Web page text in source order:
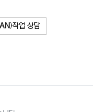
)작업 상담